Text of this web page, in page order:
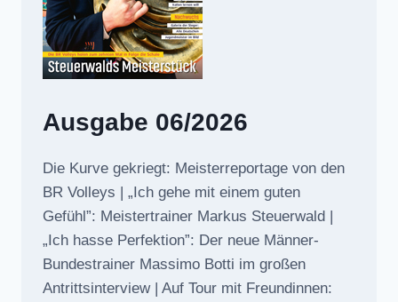
Ausgabe 06/2026
Die Kurve gekriegt: Meisterreportage von den
BR Volleys | „Ich gehe mit einem guten
Gefühl”: Meistertrainer Markus Steuerwald |
„Ich hasse Perfektion”: Der neue Männer-
Bundestrainer Massimo Botti im großen
Antrittsinterview | Auf Tour mit Freundinnen: